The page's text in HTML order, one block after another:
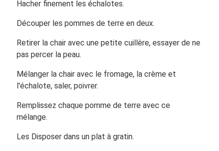
Hacher finement les échalotes.
Découper les pommes de terre en deux.
Retirer la chair avec une petite cuillère, essayer de ne
pas percer la peau.
Mélanger la chair avec le fromage, la crème et
l'échalote, saler, poivrer.
Remplissez chaque pomme de terre avec ce
mélange.
Les Disposer dans un plat à gratin.